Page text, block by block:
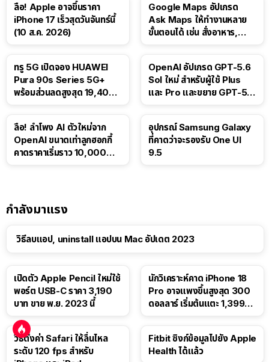
ลือ! Apple อาจขึ้นราคา
iPhone 17 เร็วสุดวันจันทร์นี้
(10 ส.ค. 2026)
Google Maps อัปเกรด
Ask Maps ให้ทำงานหลาย
ขั้นตอนได้ เช่น สั่งอาหาร,
ทรู 5G เปิดจอง HUAWEI
Pura 90s Series 5G+
พร้อมส่วนลดสูงสุด 19,400
OpenAI อัปเกรด GPT-5.6
Sol ใหม่ สำหรับผู้ใช้ Plus
และ Pro และขยาย GPT-5.6
ลือ! ลำโพง AI ตัวใหม่จาก
OpenAI ขนาดเท่าลูกฮอกกี้
คาดราคาเริ่มราว 10,000
อุปกรณ์ Samsung Galaxy
ที่คาดว่าจะรองรับ One UI
9.5
กำลังมาแรง
วิธีลบแอป, uninstall แอปบน Mac อัปเดต 2023
เปิดตัว Apple Pencil ใหม่ใช้
พอร์ต USB-C ราคา 3,190
บาท ขาย พ.ย. 2023 นี้
นักวิเคราะห์คาด iPhone 18
Pro อาจแพงขึ้นสูงสุด 300
ดอลลาร์ เริ่มต้นแตะ 1,399
วิธีตั้งค่า Safari ให้ลื่นไหล
ระดับ 120 fps สำหรับ
Fitbit ซิงก์ข้อมูลไปยัง Apple
Health ได้แล้ว